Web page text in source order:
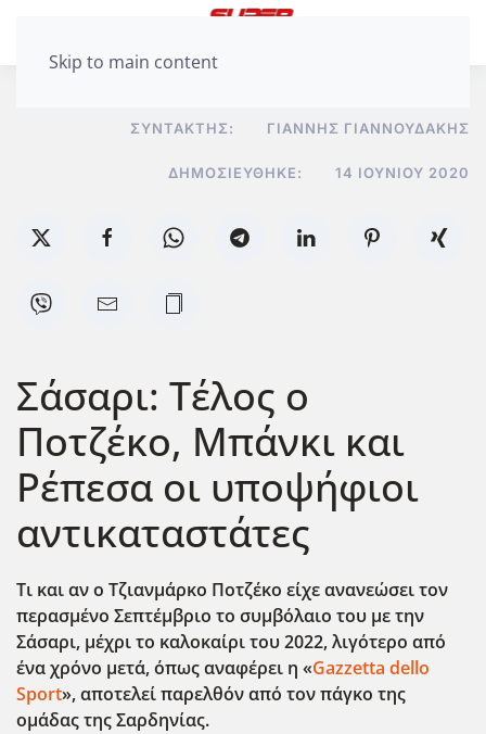
Skip to main content
ΣΥΝΤΆΚΤΗΣ: ΓΙΆΝΝΗΣ ΓΙΑΝΝΟΥΔΆΚΗΣ
ΔΗΜΟΣΙΕΎΘΗΚΕ: 14 ΙΟΥΝΊΟΥ 2020
Σάσαρι: Τέλος ο
Ποτζέκο, Μπάνκι και
Ρέπεσα οι υποψήφιοι
αντικαταστάτες
Τι και αν ο Τζιανμάρκο Ποτζέκο είχε ανανεώσει τον
περασμένο Σεπτέμβριο το συμβόλαιο του με την
Σάσαρι, μέχρι το καλοκαίρι του 2022, λιγότερο από
ένα χρόνο μετά, όπως αναφέρει η «Gazzetta dello
Sport», αποτελεί παρελθόν από τον πάγκο της
ομάδας της Σαρδηνίας.